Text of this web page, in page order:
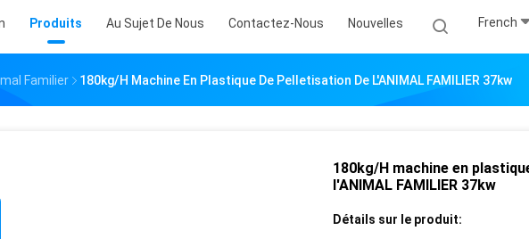
Produits Au Sujet De Nous Contactez-Nous Nouvelles French
Familier 180kg/H Machine En Plastique De Pelletisation De L'ANIMAL FAMILIER 37kw
180kg/H machine en
l'ANIMAL FAMILIER 37kw
Détails sur le produit: